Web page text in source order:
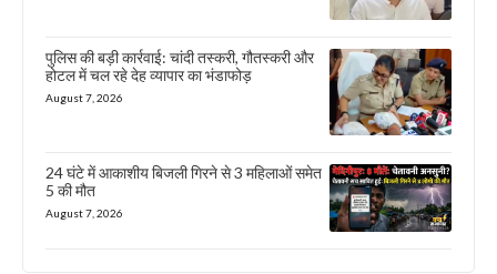
पुलिस की बड़ी कार्रवाई: चांदी तस्करी, गौतस्करी और
होटल में चल रहे देह व्यापार का भंडाफोड़
August 7, 2026
24 घंटे में आकाशीय बिजली गिरने से 3 महिलाओं समेत
5 की मौत
August 7, 2026